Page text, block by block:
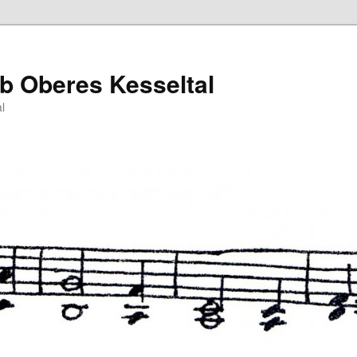
Oberes Kesseltal